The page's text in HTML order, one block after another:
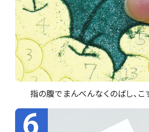
指の腹でまんべんなくのばし、こ